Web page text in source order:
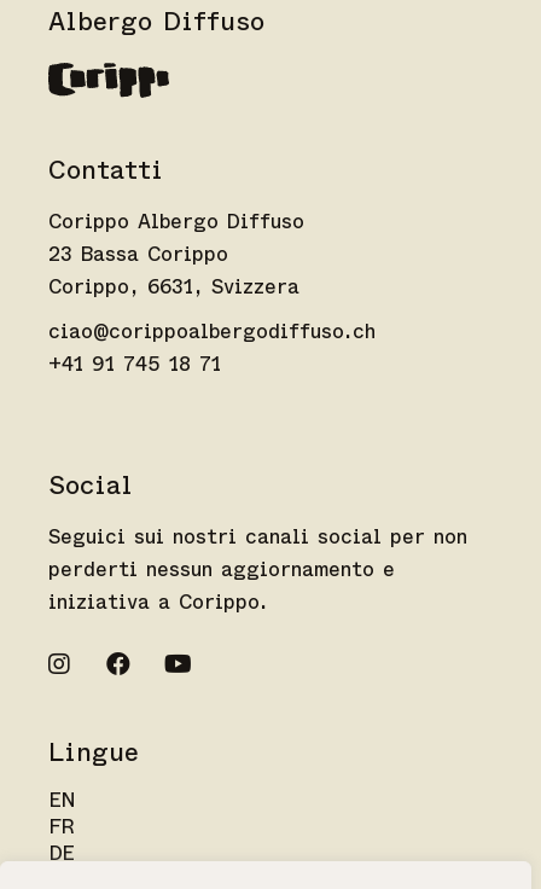
Albergo Diffuso
Contatti
Corippo Albergo Diffuso
23 Bassa Corippo
Corippo, 6631, Svizzera
ciao@corippoalbergodiffuso.ch
+41 91 745 18 71
Social
Seguici sui nostri canali social per non
perderti nessun aggiornamento e
iniziativa a Corippo.
Lingue
EN
FR
DE